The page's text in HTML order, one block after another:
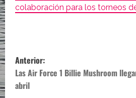
colaboración para los torneos
N
a
Anterior:
Las Air Force 1 Billie Mushroom
abril